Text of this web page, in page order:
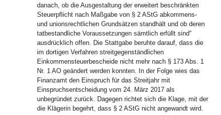
danach, ob die Ausgestaltung der erweitert beschränkten
Steuerpflicht nach Maßgabe von § 2 AStG abkommens-
und unionsrechtlichen Grundsätzen standhält und ob deren
tatbestandliche Voraussetzungen sämtlich erfüllt sind“
ausdrücklich offen. Die Stattgabe beruhte darauf, dass die
im dortigen Verfahren streitgegenständlichen
Einkommensteuerbescheide nicht mehr nach § 173 Abs. 1
Nr. 1 AO geändert werden konnten. In der Folge wies das
Finanzamt den Einspruch für das Streitjahr mit
Einspruchsentscheidung vom 24. März 2017 als
unbegründet zurück. Dagegen richtet sich die Klage, mit der
die Klägerin begehrt, dass § 2 AStG nicht angewandt wird.